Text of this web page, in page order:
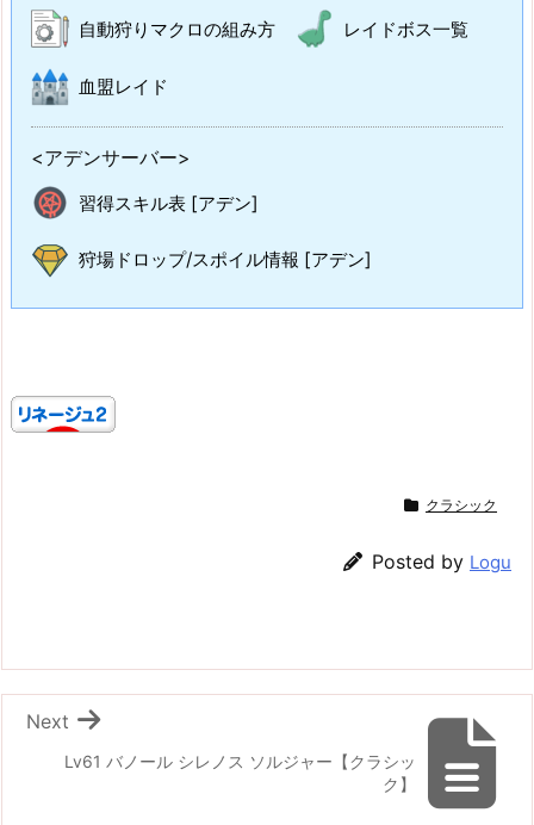
自動狩りマクロの組み方 レイドボス一覧
血盟レイド
<アデンサーバー>
習得スキル表 [アデン]
狩場ドロップ/スポイル情報 [アデン]
クラシック
Posted by Logu
Lv61 バノール シレノス ソルジャー【クラシッ
ク】
Next